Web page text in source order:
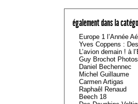
également dans la
Europe 1 l’Année
Yves Coppens :
L’avion demain ! à
Guy Brochot Photos
Daniel Bechennec
Michel Guillaume
Carmen Artigas
Raphaêl Renaud
Beech 18